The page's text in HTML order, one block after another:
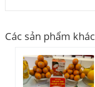
Các sản phẩm khác